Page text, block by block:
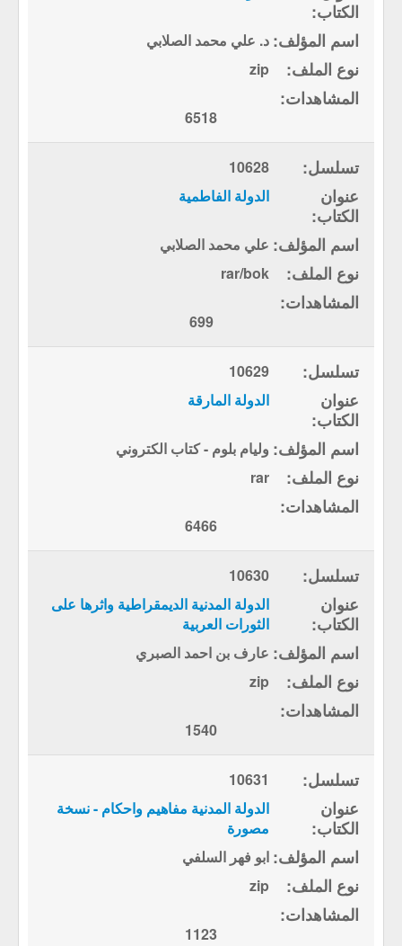
د. علي محمد الصلابي
zip
6518
10628
الدولة الفاطمية
علي محمد الصلابي
rar/bok
699
10629
الدولة المارقة
وليام بلوم - كتاب الكتروني
rar
6466
10630
الدولة المدنية الديمقراطية واثرها على
الثورات العربية
عارف بن احمد الصبري
zip
1540
10631
الدولة المدنية مفاهيم واحكام - نسخة
مصورة
ابو فهر السلفي
zip
1123